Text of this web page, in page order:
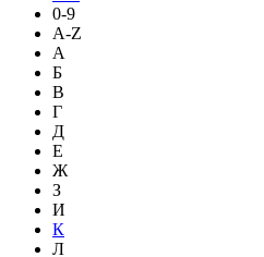
0-9
A-Z
А
Б
В
Г
Д
Е
Ж
З
И
К
Л